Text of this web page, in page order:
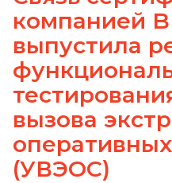
компанией
выпустила
вызова
(УВЭОС)